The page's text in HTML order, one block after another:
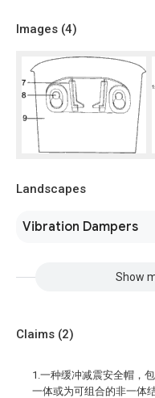
Images (4)
Landscapes
Vibration Dampers
Show
Claims (2)
1.一种缓冲减震安全帽，
一体或为可组合的非一体